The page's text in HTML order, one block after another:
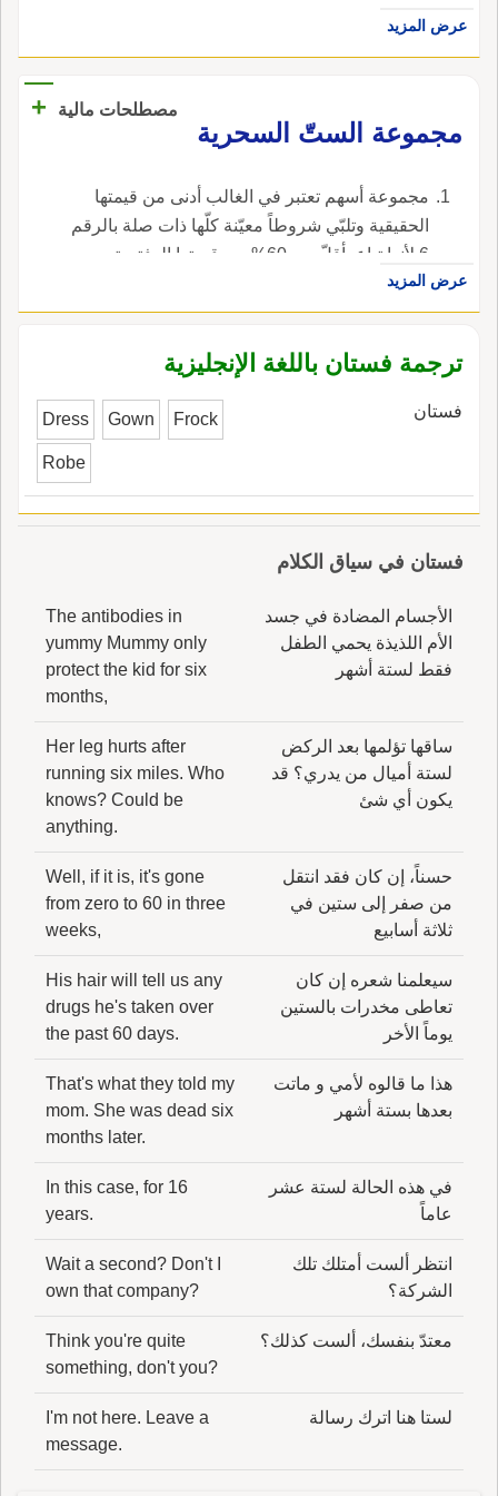
عرض المزيد
مصطلحات مالية
+
مجموعة الستّ السحرية
مجموعة أسهم تعتبر في الغالب أدنى من قيمتها
الحقيقية وتلبّي شروطاً معيّنة كلّها ذات صلة بالرقم
6 لأنها تباع بأقلّ من 60% من قيمتها الدفترية
السنوية تزيد عن 6%. ، في الإنجليزية، هي magic
عرض المزيد
ترجمة فستان باللغة الإنجليزية
فستان Dress Gown Frock
Robe
فستان في سياق الكلام
الأجسام المضادة في جسد
الأم اللذيذة يحمي الطفل
فقط لستة أشهر
The antibodies in
yummy Mummy only
protect the kid for six
months,
ساقها تؤلمها بعد الركض
لستة أميال من يدري؟ قد
يكون أي شئ
Her leg hurts after
running six miles. Who
knows? Could be
anything.
حسناً، إن كان فقد انتقل
من صفر إلى ستين في
ثلاثة أسابيع
Well, if it is, it's gone
from zero to 60 in three
weeks,
سيعلمنا شعره إن كان
تعاطى مخدرات بالستين
يوماً الأخر
His hair will tell us any
drugs he's taken over
the past 60 days.
هذا ما قالوه لأمي و ماتت
بعدها بستة أشهر
That's what they told my
mom. She was dead six
months later.
في هذه الحالة لستة عشر
عاماً
In this case, for 16
years.
انتظر ألست أمتلك تلك
الشركة؟
Wait a second? Don't I
own that company?
معتدّ بنفسك، ألست كذلك؟
Think you're quite
something, don't you?
لستا هنا اترك رسالة
I'm not here. Leave a
message.